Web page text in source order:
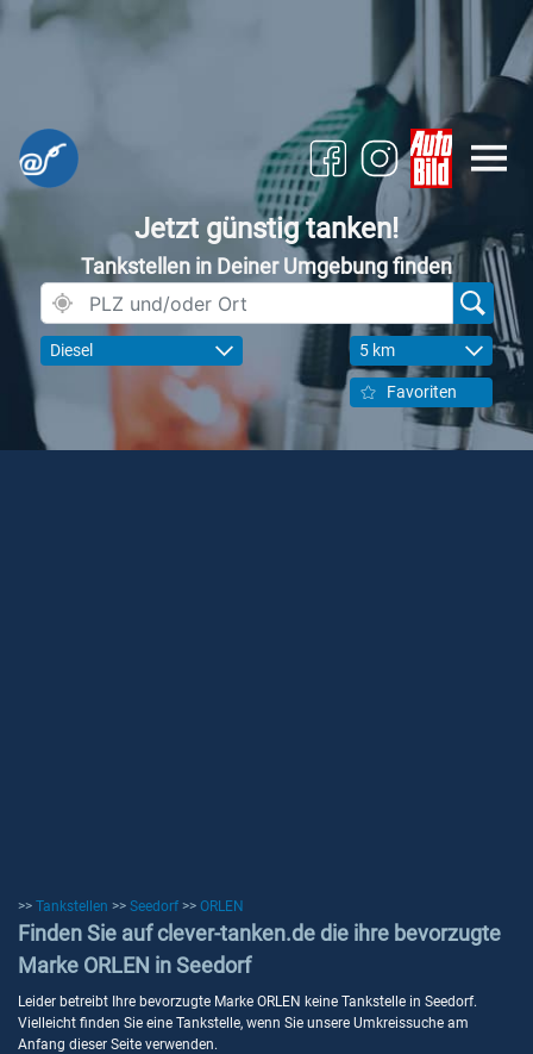
Jetzt günstig tanken!
Tankstellen in Deiner Umgebung finden
Diesel 5 km
Favoriten
>> Tankstellen >> Seedorf >> ORLEN
Finden Sie auf clever-tanken.de die ihre bevorzugte
Marke ORLEN in Seedorf
Leider betreibt Ihre bevorzugte Marke ORLEN keine Tankstelle in Seedorf.
Vielleicht finden Sie eine Tankstelle, wenn Sie unsere Umkreissuche am
Anfang dieser Seite verwenden.